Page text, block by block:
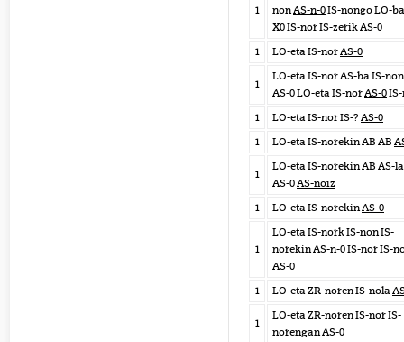
1
nonAS-n-0IS-nongo LO-
X0 IS-nor IS-zerik AS-0
1
LO-eta IS-norAS-0
1
LO-eta IS-nor AS-ba IS-non
AS-0 LO-eta IS-norAS-0
1
LO-eta IS-nor IS-? AS-0
1
LO-eta IS-norekin AB AB
1
LO-eta IS-norekin AB AS-la
AS-0AS-noiz
1
LO-eta IS-norekinAS-0
1
LO-eta IS-nork IS-non IS-
norekinAS-n-0IS-nor IS-
AS-0
1
LO-eta ZR-noren IS-nola
1
LO-eta ZR-noren IS-nor IS-
norenganAS-0